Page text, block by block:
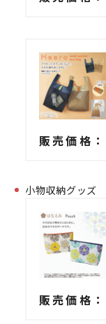
販売価格：
小物収納グッズ
販売価格：